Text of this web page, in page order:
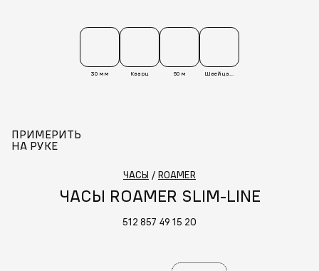
30 мм Кварц 50 м Швейцария
ПРИМЕРИТЬ
НА РУКЕ
ЧАСЫ / ROAMER
ЧАСЫ ROAMER SLIM-LINE
512 857 49 15 20